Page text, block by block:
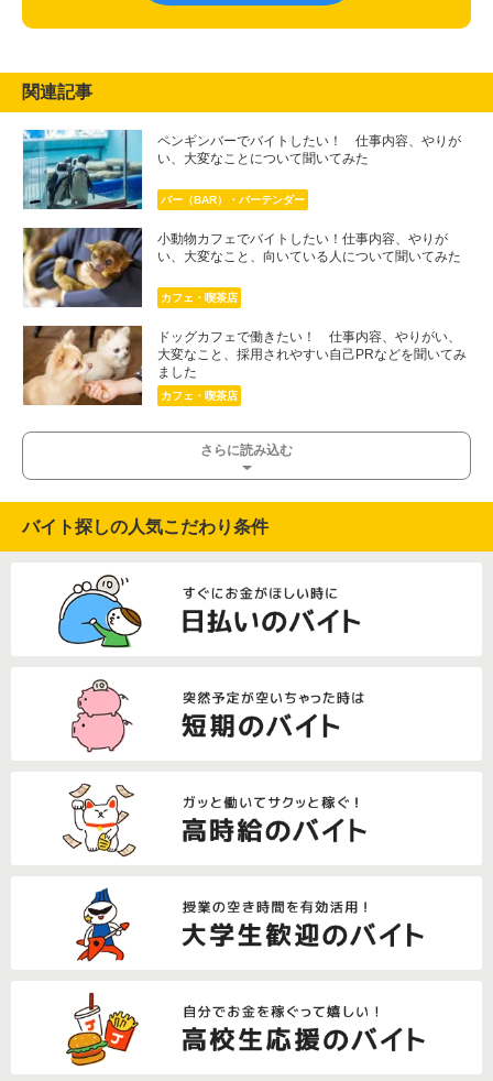
関連記事
ペンギンバーでバイトしたい！ 仕事内容、やりが
い、大変なことについて聞いてみた
バー（BAR）・バーテンダー
小動物カフェでバイトしたい！仕事内容、やりが
い、大変なこと、向いている人について聞いてみた
カフェ・喫茶店
ドッグカフェで働きたい！ 仕事内容、やりがい、
大変なこと、採用されやすい自己PRなどを聞いてみ
ました
カフェ・喫茶店
さらに読み込む
バイト探しの人気こだわり条件